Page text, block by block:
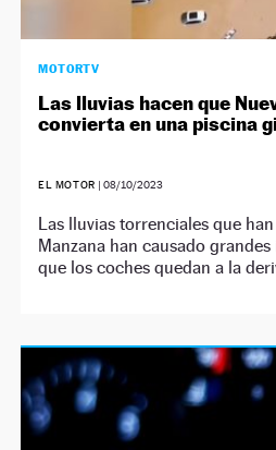
MOTORTV
Las lluvias hacen que
convierta en una piscina
EL MOTOR | 08/10/2023
Las lluvias torrenciales que
Manzana han causado
que los coches quedan a la